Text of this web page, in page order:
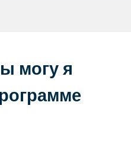
могу я